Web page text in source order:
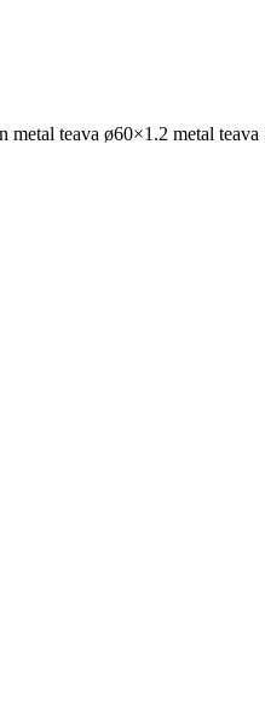
teava ø60×1.2 metal